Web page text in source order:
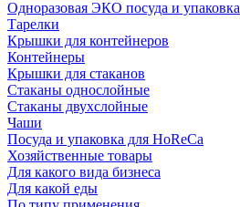
Одноразовая ЭКО посуда и упаковка
Тарелки
Крышки для контейнеров
Контейнеры
Крышки для стаканов
Стаканы однослойные
Стаканы двухслойные
Чаши
Посуда и упаковка для HoReCa
Хозяйственные товары
Для какого вида бизнеса
Для какой еды